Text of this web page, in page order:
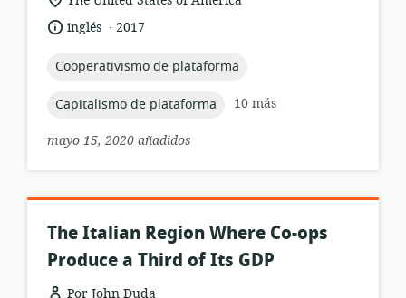
recurso:
de
relevancia:
idioma:
inglés .
fecha
publicación:
2017
topic:
Cooperativismo de plataforma
topic:
Capitalismo de plataforma
10 más
mayo 15, 2020 añadidos
The Italian Region Where Co-ops
Produce a Third of Its GDP
Por John Duda